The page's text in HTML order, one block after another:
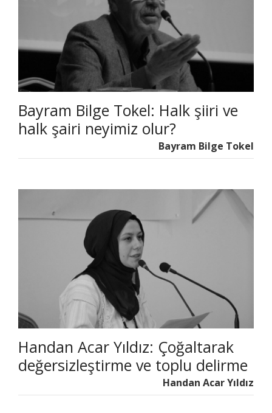
Bayram Bilge Tokel: Halk şiiri ve
halk şairi neyimiz olur?
Bayram Bilge Tokel
Handan Acar Yıldız: Çoğaltarak
değersizleştirme ve toplu delirme
Handan Acar Yıldız